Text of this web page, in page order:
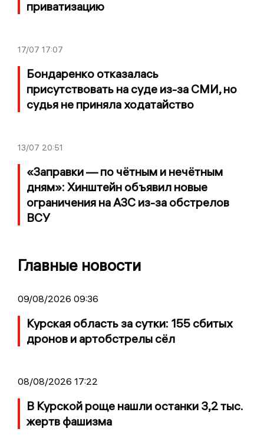
приватизацию
17/07 17:07
Бондаренко отказалась
присутствовать на суде из-за СМИ, но
судья не приняла ходатайство
13/07 20:51
«Заправки — по чётным и нечётным
дням»: Хинштейн объявил новые
ограничения на АЗС из-за обстрелов
ВСУ
Главные новости
09/08/2026 09:36
Курская область за сутки: 155 сбитых
дронов и артобстрелы сёл
08/08/2026 17:22
В Курской роще нашли останки 3,2 тыс.
жертв фашизма